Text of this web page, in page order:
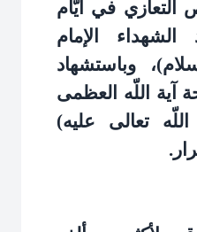
التعازي في أيّام
الإمام
وباستشهاد
آية اللّه العظمى
تعالى عليه)
.